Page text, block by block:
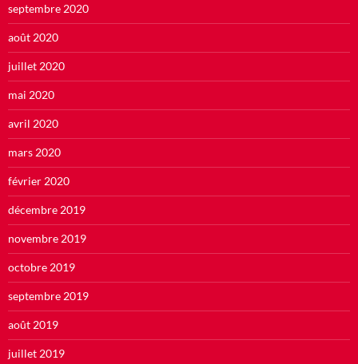
septembre 2020
août 2020
juillet 2020
mai 2020
avril 2020
mars 2020
février 2020
décembre 2019
novembre 2019
octobre 2019
septembre 2019
août 2019
juillet 2019